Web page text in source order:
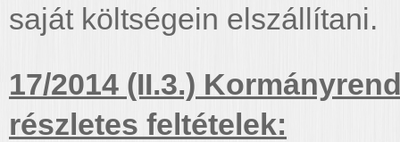
saját költségein elszállítani.
17/2014 (II.3.)
részletes feltételek: